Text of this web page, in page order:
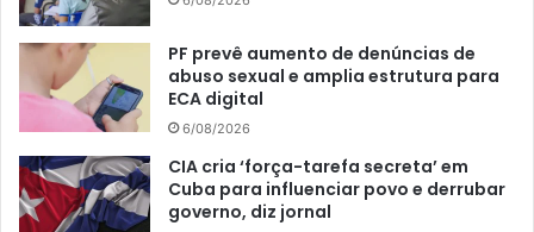
PF prevê aumento de denúncias de
abuso sexual e amplia estrutura para
ECA digital
6/08/2026
CIA cria ‘força-tarefa secreta’ em
Cuba para influenciar povo e derrubar
governo, diz jornal